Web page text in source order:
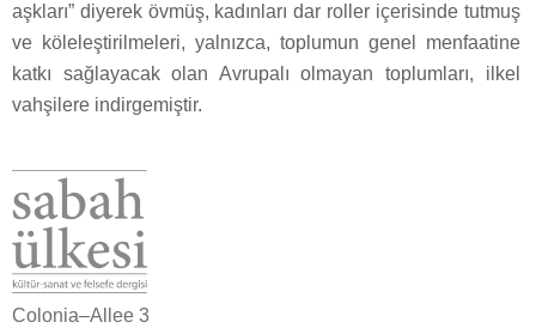
aşkları” diyerek övmüş, kadınları dar roller içerisinde tutmuş
ve köleleştirilmeleri, yalnızca, toplumun genel menfaatine
katkı sağlayacak olan Avrupalı olmayan toplumları, ilkel
vahşilere indirgemiştir.
Colonia–Allee 3